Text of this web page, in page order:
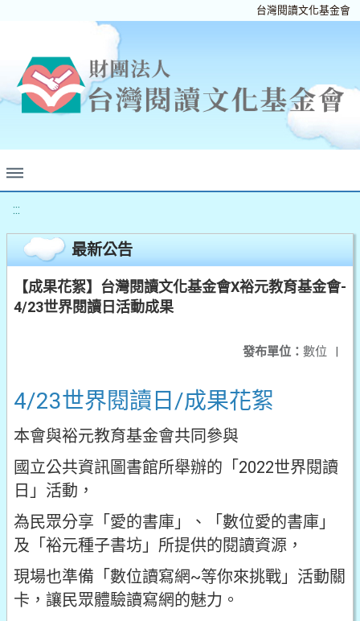
台灣閱讀文化基金會
:::
最新公告
【成果花絮】台灣閱讀文化基金會X裕元教育基金會-
4/23世界閱讀日活動成果
發布單位： 數位 |
4/23世界閱讀日/成果花絮
本會與裕元教育基金會共同參與
國立公共資訊圖書館所舉辦的「2022世界閱讀
日」活動，
為民眾分享「愛的書庫」、「數位愛的書庫」
及「裕元種子書坊」所提供的閱讀資源，
現場也準備「數位讀寫網~等你來挑戰」活動關
卡，讓民眾體驗讀寫網的魅力。